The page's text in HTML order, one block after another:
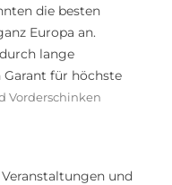
die besten
Europa an.
lange
Garant für höchste
Vorderschinken
und